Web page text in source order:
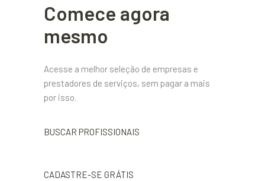
Comece agora
mesmo
Acesse a melhor seleção de empresas e
prestadores de serviços, sem pagar a mais
por isso.
BUSCAR PROFISSIONAIS
CADASTRE-SE GRÁTIS